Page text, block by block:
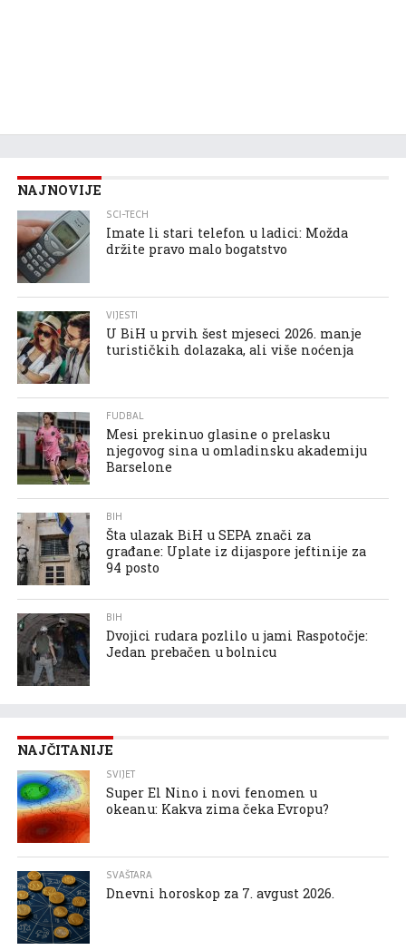
NAJNOVIJE
SCI-TECH
Imate li stari telefon u ladici: Možda
držite pravo malo bogatstvo
VIJESTI
U BiH u prvih šest mjeseci 2026. manje
turističkih dolazaka, ali više noćenja
FUDBAL
Mesi prekinuo glasine o prelasku
njegovog sina u omladinsku akademiju
Barselone
BIH
Šta ulazak BiH u SEPA znači za
građane: Uplate iz dijaspore jeftinije za
94 posto
BIH
Dvojici rudara pozlilo u jami Raspotočje:
Jedan prebačen u bolnicu
NAJČITANIJE
SVIJET
Super El Nino i novi fenomen u
okeanu: Kakva zima čeka Evropu?
SVAŠTARA
Dnevni horoskop za 7. avgust 2026.